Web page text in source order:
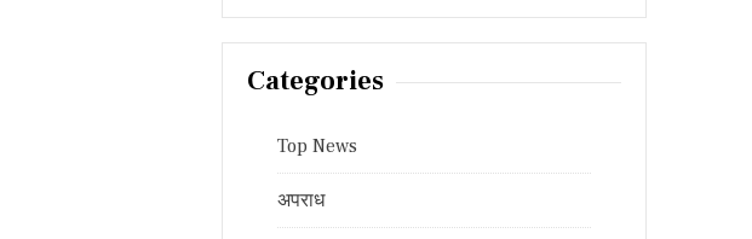
Categories
Top News
अपराध